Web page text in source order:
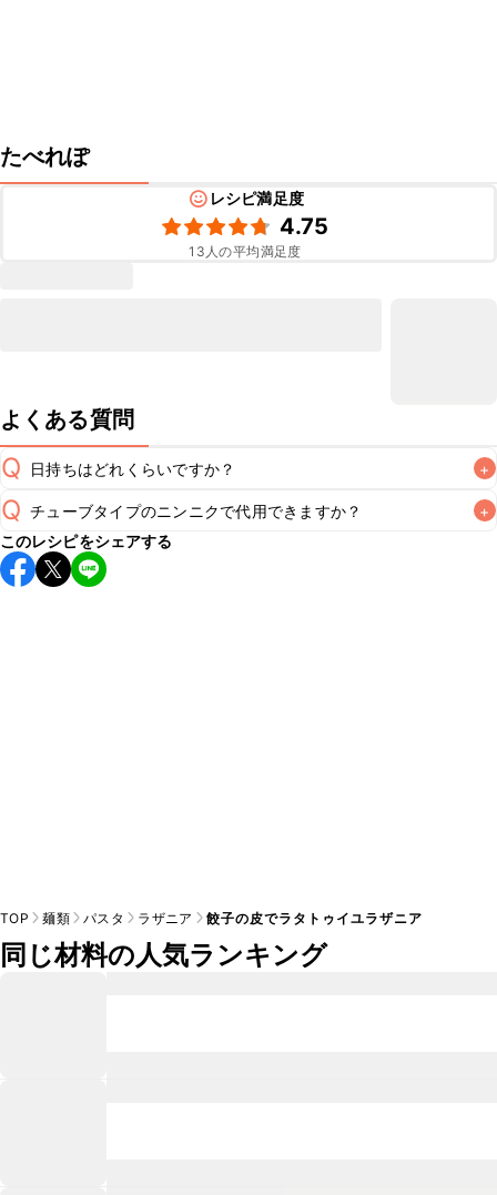
たべれぽ
レシピ満足度
4.75
13 人の平均満足度
よくある質問
Q 日持ちはどれくらいですか？ +
A
こちらのレシピは出来たてをお召し上がりいただくことをお
すすめします。
※日持ちは目安です。
Q チューブタイプのニンニクで代用できますか？ +
A
チューブタイプのニンニクを使用してもお作りいただけま
す。小さじ2を目安に加え、お好みの風味になるようご調節
このレシピをシェアする
TOP 麺類 パスタ ラザニア 餃子の皮でラタトゥイユラザニア
同じ材料の人気ランキング